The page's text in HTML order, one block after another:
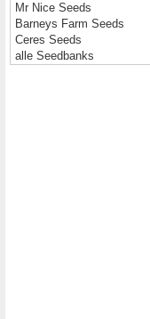
Mr Nice Seeds
Barneys Farm Seeds
Ceres Seeds
alle Seedbanks